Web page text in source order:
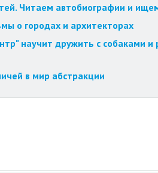
Читаем автобиографии и
о городах и архитекторах
научит дружить с собаками и
в мир абстракции